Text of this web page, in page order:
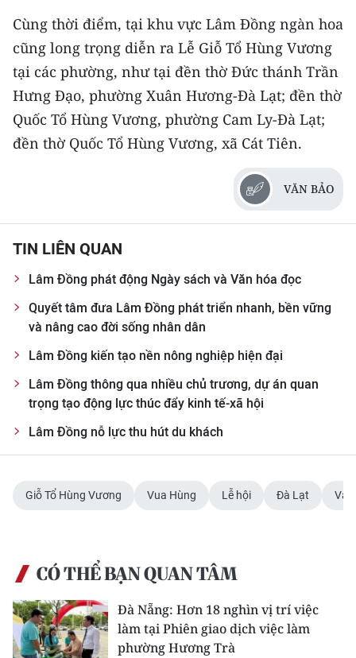
Cùng thời điểm, tại khu vực Lâm Đồng ngàn hoa
cũng long trọng diễn ra Lễ Giỗ Tổ Hùng Vương
tại các phường, như tại đền thờ Đức thánh Trần
Hưng Đạo, phường Xuân Hương-Đà Lạt; đền thờ
Quốc Tổ Hùng Vương, phường Cam Ly-Đà Lạt;
đền thờ Quốc Tổ Hùng Vương, xã Cát Tiên.
VĂN BẢO
TIN LIÊN QUAN
Lâm Đồng phát động Ngày sách và Văn hóa đọc
Quyết tâm đưa Lâm Đồng phát triển nhanh, bền vững
và nâng cao đời sống nhân dân
Lâm Đồng kiến tạo nền nông nghiệp hiện đại
Lâm Đồng thông qua nhiều chủ trương, dự án quan
trọng tạo động lực thúc đẩy kinh tế-xã hội
Lâm Đồng nỗ lực thu hút du khách
Giỗ Tổ Hùng Vương Vua Hùng Lễ hội Đà Lạt
CÓ THỂ BẠN QUAN TÂM
Đà Nẵng: Hơn 18 nghìn vị trí việc
làm tại Phiên giao dịch việc làm
phường Hương Trà